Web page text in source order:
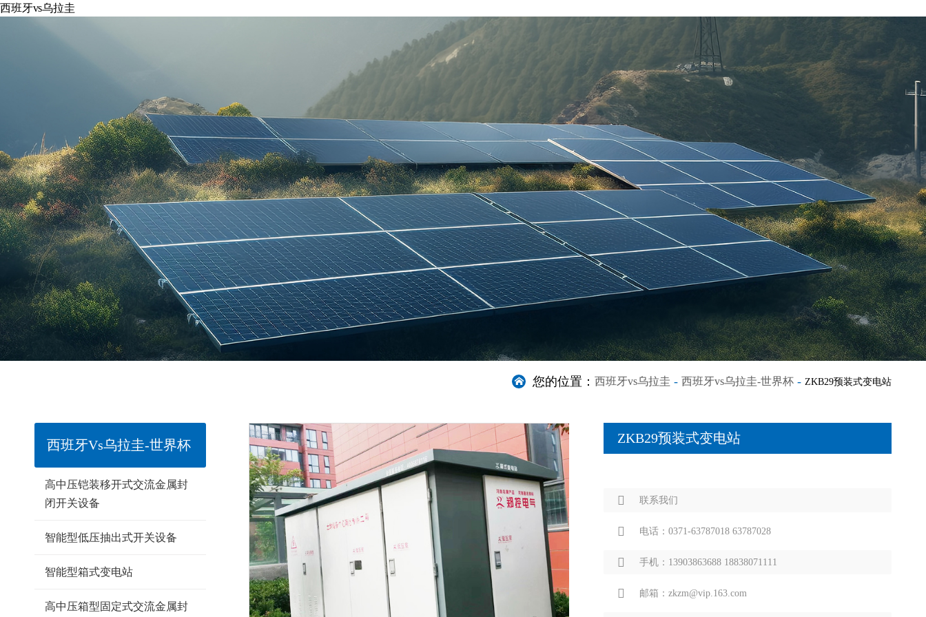
西班牙vs乌拉圭
您的位置： 西班牙vs乌拉圭 - 西班牙vs乌拉圭-世界杯 - ZKB29预装式变电站
西班牙vs乌拉圭-世界杯
高中压铠装移开式交流金属封
闭开关设备
智能型低压抽出式开关设备
智能型箱式变电站
高中压箱型固定式交流金属封
ZKB29预装式变电站
联系我们
电话：0371-63787018 63787028
手机：13903863688 18838071111
邮箱：zkzm@vip.163.com